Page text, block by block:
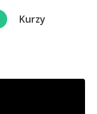
Kurzy